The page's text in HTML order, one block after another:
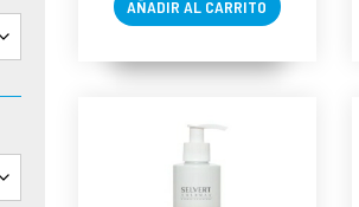
Ligne Corporelle
®
AÑADIR AL CARRITO